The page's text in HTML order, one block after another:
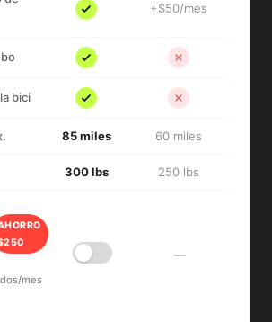
+$50/mes
bici
85 miles 60 miles
300 lbs 250 lbs
mes
—